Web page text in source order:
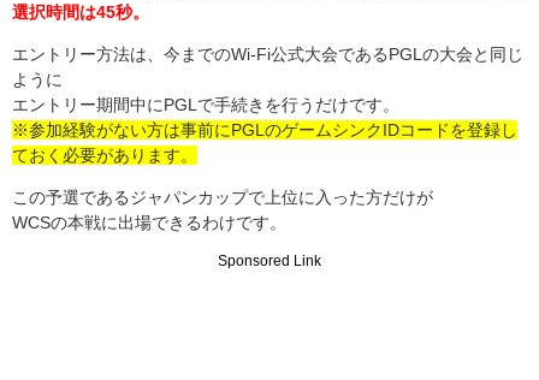
選択時間は45秒。
エントリー方法は、今までのWi-Fi公式大会であるPGLの大会と同じ
ように
エントリー期間中にPGLで手続きを行うだけです。
※参加経験がない方は事前にPGLのゲームシンクIDコードを登録し
ておく必要があります。
この予選であるジャパンカップで上位に入った方だけが
WCSの本戦に出場できるわけです。
Sponsored Link